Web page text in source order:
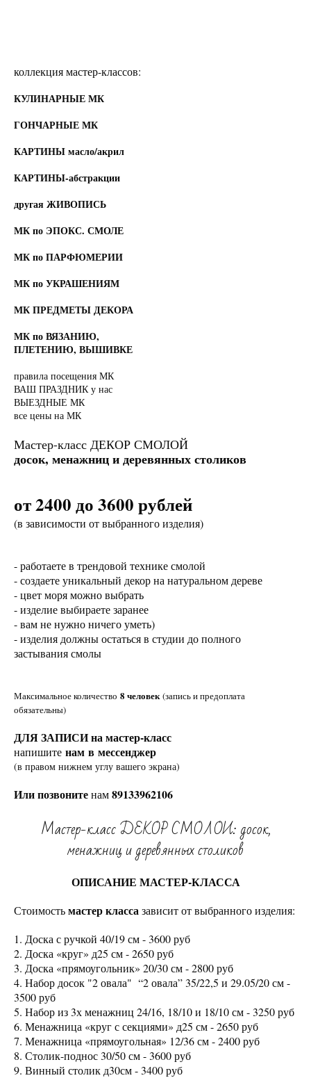
коллекция мастер-классов:
КУЛИНАРНЫЕ МК
ГОНЧАРНЫЕ МК
КАРТИНЫ масло/акрил
КАРТИНЫ-абстракции
другая ЖИВОПИСЬ
МК по ЭПОКС. СМОЛЕ
МК по ПАРФЮМЕРИИ
МК по УКРАШЕНИЯМ
МК ПРЕДМЕТЫ ДЕКОРА
МК по ВЯЗАНИЮ,
ПЛЕТЕНИЮ, ВЫШИВКЕ
правила посещения МК
ВАШ ПРАЗДНИК у нас
ВЫЕЗДНЫЕ МК
все цены на МК
Мастер-класс ДЕКОР СМОЛОЙ
досок, менажниц и деревянных столиков
от 2400 до 3600 рублей
(в зависимости от выбранного изделия)
- работаете в трендовой технике смолой
- создаете уникальный декор на натуральном дереве
- цвет моря можно выбрать
- изделие выбираете заранее
- вам не нужно ничего уметь)
- изделия должны остаться в студии до полного
застывания смолы
Максимальное количество 8 человек(запись и предоплата
обязательны)
ДЛЯ ЗАПИСИ на мастер-класс
напишите нам в мессенджер
(в правом нижнем углу вашего экрана)
Или позвонитенам89133962106
Мастер-класс ДЕКОР СМОЛОЙ: досок,
менажниц и деревянных столиков
ОПИСАНИЕ МАСТЕР-КЛАССА
Стоимостьмастер классазависит от выбранного изделия:
1. Доска с ручкой 40/19 см - 3600 руб
2. Доска «круг» д25 см - 2650 руб
3. Доска «прямоугольник» 20/30 см - 2800 руб
4. Набор досок "2 овала" “2 овала” 35/22,5 и 29.05/20 см -
3500 руб
5. Набор из 3х менажниц 24/16, 18/10 и 18/10 см - 3250 руб
6. Менажница «круг с секциями» д25 см - 2650 руб
7. Менажница «прямоугольная» 12/36 см - 2400 руб
8. Столик-поднос 30/50 см - 3600 руб
9. Винный столик д30см - 3400 руб